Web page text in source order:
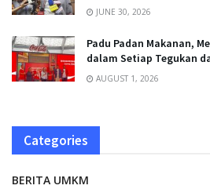
JUNE 30, 2026
Padu Padan Makanan,
dalam Setiap Tegukan
AUGUST 1, 2026
Categories
BERITA UMKM